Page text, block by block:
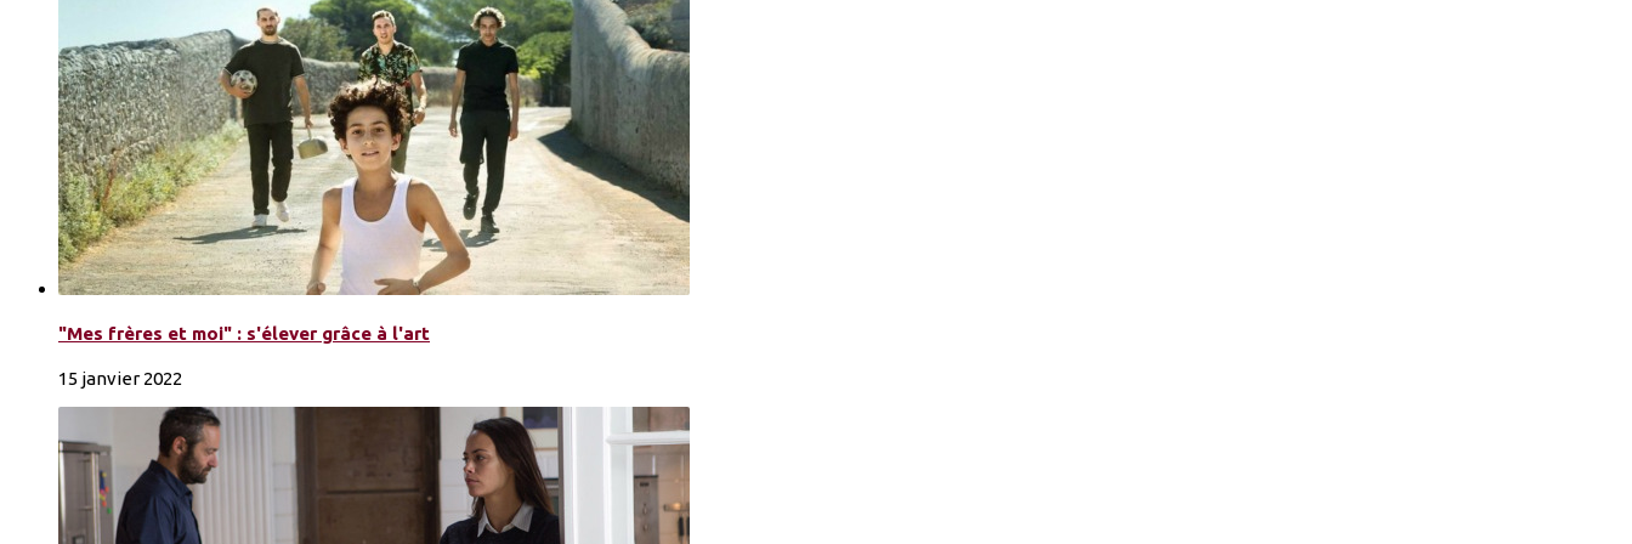
"Mes frères et moi" : s'élever grâce à l'art
15 janvier 2022